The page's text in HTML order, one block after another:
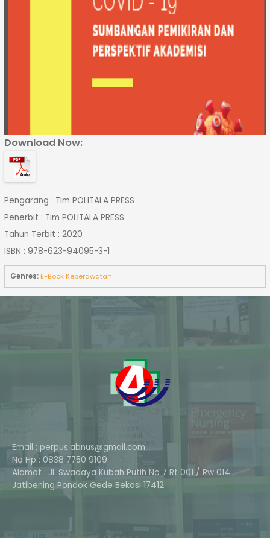
Download Now:
Pengarang : Tim POLITALA PRESS
Penerbit : Tim POLITALA PRESS
Tahun Terbit : 2020
ISBN : 978-623-94095-3-1
Genres:E-Book Keperawatan
Email : perpus.abnus@gmail.com
No Hp : 0838 7750 9109
Alamat : Jl. Swadaya Kubah Putih No 7 Rt 001 / Rw 014
Jatibening Pondok Gede Bekasi 17412